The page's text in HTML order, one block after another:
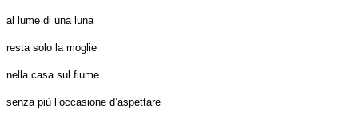
al lume di una luna
resta solo la moglie
nella casa sul fiume
senza più l’occasione d’aspettare